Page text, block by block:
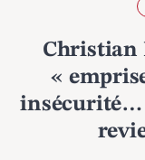
Christian
«
insécurité…